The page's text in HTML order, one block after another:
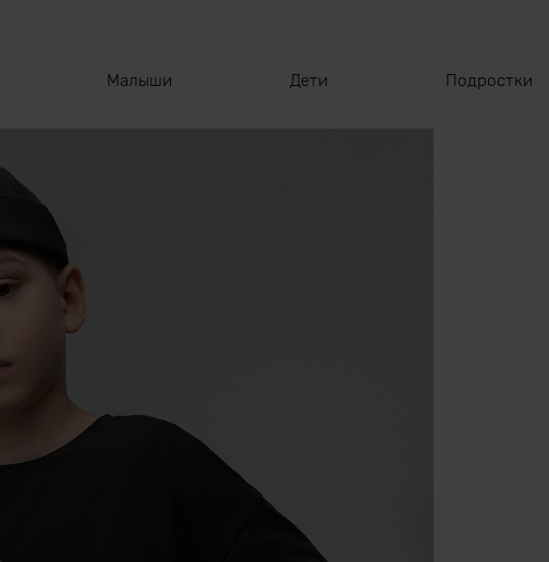
Малыши Дети Подростки